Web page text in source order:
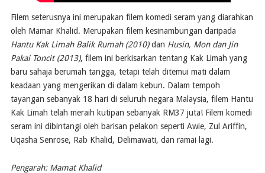
Filem seterusnya ini merupakan filem komedi seram yang diarahkan
oleh Mamar Khalid. Merupakan filem kesinambungan daripada
Hantu Kak Limah Balik Rumah (2010)dan Husin, Mon dan Jin
Pakai Toncit (2013), filem ini berkisarkan tentang Kak Limah yang
baru sahaja berumah tangga, tetapi telah ditemui mati dalam
keadaan yang mengerikan di dalam kebun. Dalam tempoh
tayangan sebanyak 18 hari di seluruh negara Malaysia, filem Hantu
Kak Limah telah meraih kutipan sebanyak RM37 juta! Filem komedi
seram ini dibintangi oleh barisan pelakon seperti Awie, Zul Ariffin,
Uqasha Senrose, Rab Khalid, Delimawati, dan ramai lagi.
Pengarah: Mamat Khalid